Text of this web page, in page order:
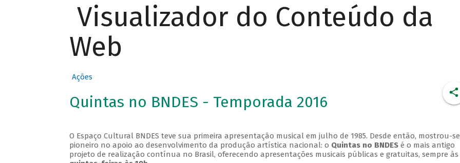
Visualizador do Conteúdo da
Web
Ações
Quintas no BNDES - Temporada 2016
O Espaço Cultural BNDES teve sua primeira apresentação musical em julho de 1985. Desde então, mostrou-se
pioneiro no apoio ao desenvolvimento da produção artística nacional: o Quintas no BNDESé o mais antigo
projeto de realização contínua no Brasil, oferecendo apresentações musicais públicas e gratuitas, sempre às